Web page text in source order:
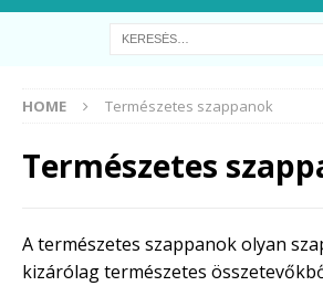
HOME Természetes szappanok
Természetes
A természetes szappanok olyan
kizárólag természetes